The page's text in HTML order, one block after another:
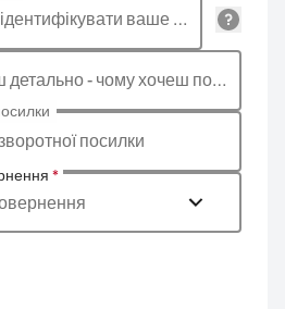
Дозвольте нам ідентифікувати ваше замовлення
Розкажіть більш детально - чому хочеш повернути товар, яка причина?
посилки
*